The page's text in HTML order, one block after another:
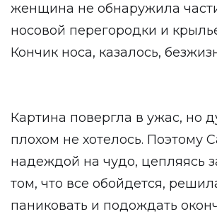
женщина не обнаружила
носовой перегородки и
Кончик носа, казалось,
Картина повергла в ужас, но
плохом не хотелось. Поэтому
надеждой на чудо, цепляясь
том, что все обойдется,
паниковать и подождать